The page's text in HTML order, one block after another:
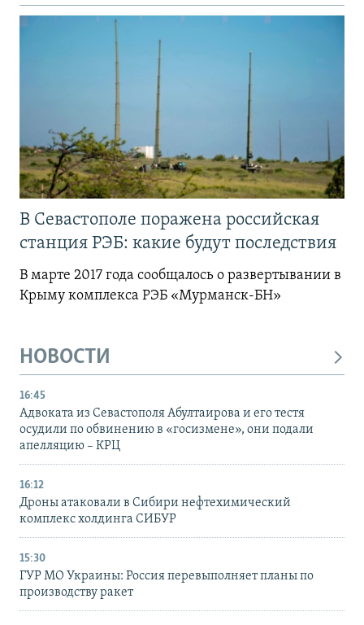
В Севастополе поражена российская
станция РЭБ: какие будут последствия
В марте 2017 года сообщалось о развертывании в
Крыму комплекса РЭБ «Мурманск-БН»
НОВОСТИ
16:45
Адвоката из Севастополя Абултаирова и его тестя
осудили по обвинению в «госизмене», они подали
апелляцию – КРЦ
16:12
Дроны атаковали в Сибири нефтехимический
комплекс холдинга СИБУР
15:30
ГУР МО Украины: Россия перевыполняет планы по
производству ракет